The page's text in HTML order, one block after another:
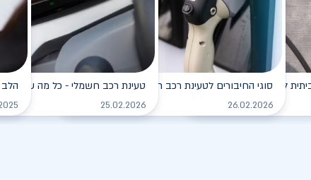
לרכב החשמלי
סוגי החיבורים לטעינת רכב חשמלי
26.02.2026
טעינת רכב חשמלי - כל מה שצריך
25.02.2026